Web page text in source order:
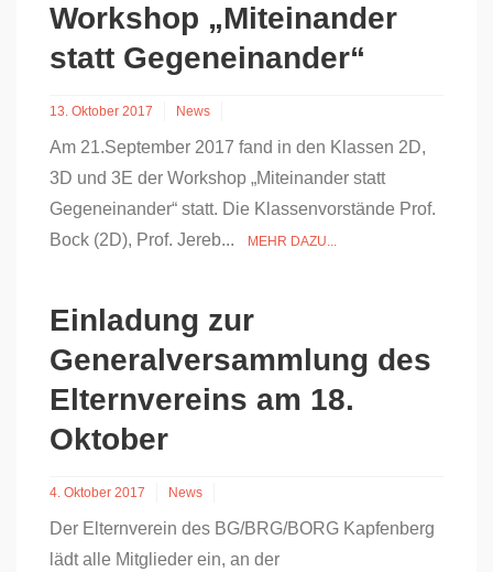
Workshop „Miteinander
statt Gegeneinander“
13. Oktober 2017 News
Am 21.September 2017 fand in den Klassen 2D,
3D und 3E der Workshop „Miteinander statt
Gegeneinander“ statt. Die Klassenvorstände Prof.
Bock (2D), Prof. Jereb...
MEHR DAZU...
Einladung zur
Generalversammlung des
Elternvereins am 18.
Oktober
4. Oktober 2017 News
Der Elternverein des BG/BRG/BORG Kapfenberg
lädt alle Mitglieder ein, an der